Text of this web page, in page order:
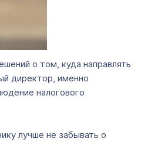
о том, куда направлять
директор, именно
налогового
лучше не забывать о